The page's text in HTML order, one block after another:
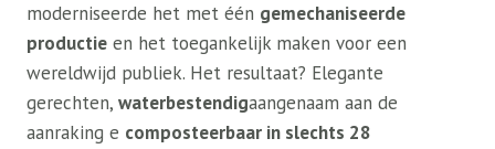
moderniseerde het met één gemechaniseerde
productie en het toegankelijk maken voor een
wereldwijd publiek. Het resultaat? Elegante
gerechten, waterbestendigaangenaam aan de
aanraking e composteerbaar in slechts 28